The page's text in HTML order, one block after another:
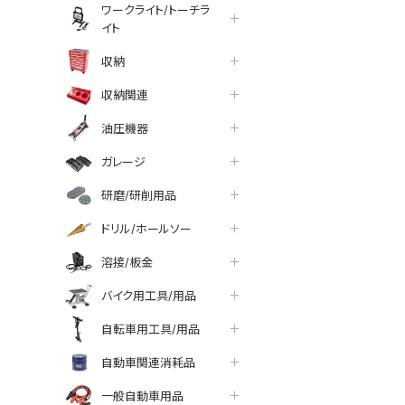
ワークライト/トーチラ
イト
収納
収納関連
油圧機器
ガレージ
研磨/研削用品
ドリル/ホールソー
溶接/板金
バイク用工具/用品
自転車用工具/用品
自動車関連消耗品
一般自動車用品